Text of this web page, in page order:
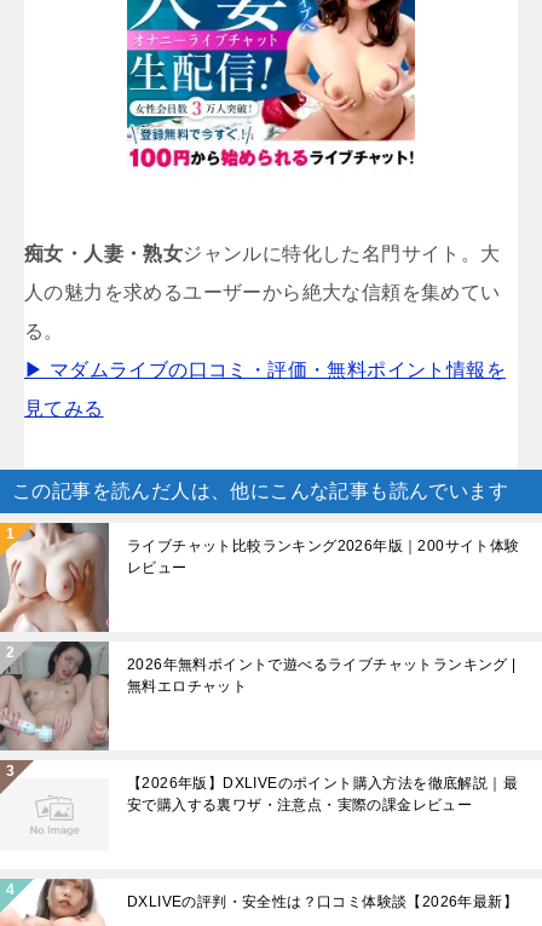
痴女・人妻・熟女ジャンルに特化した名門サイト。大
人の魅力を求めるユーザーから絶大な信頼を集めてい
る。
▶ マダムライブの口コミ・評価・無料ポイント情報を
見てみる
この記事を読んだ人は、他にこんな記事も読んでいます
ライブチャット比較ランキング2026年版｜200サイト体験
レビュー
2026年無料ポイントで遊べるライブチャットランキング |
無料エロチャット
【2026年版】DXLIVEのポイント購入方法を徹底解説｜最
安で購入する裏ワザ・注意点・実際の課金レビュー
DXLIVEの評判・安全性は？口コミ体験談【2026年最新】